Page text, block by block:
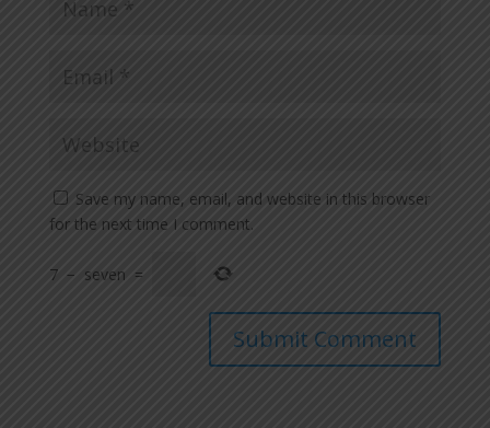
Save my name, email, and website in this browser
for the next time I comment.
7 − seven =